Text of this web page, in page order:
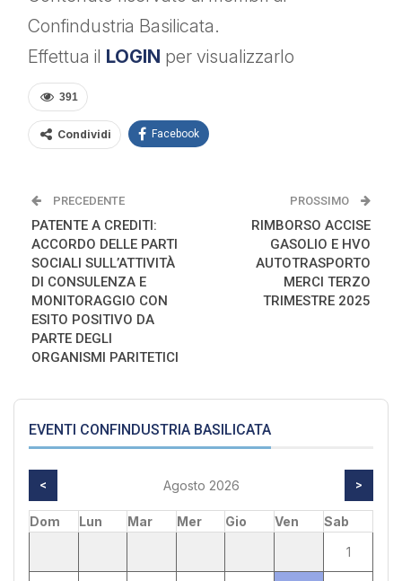
Confindustria Basilicata.
Effettua il LOGIN per visualizzarlo
391
Condividi Facebook
PRECEDENTE
PATENTE A CREDITI:
ACCORDO DELLE PARTI
SOCIALI SULL’ATTIVITÀ
DI CONSULENZA E
MONITORAGGIO CON
ESITO POSITIVO DA
PARTE DEGLI
ORGANISMI PARITETICI
PROSSIMO
RIMBORSO ACCISE
GASOLIO E HVO
AUTOTRASPORTO
MERCI TERZO
TRIMESTRE 2025
EVENTI CONFINDUSTRIA BASILICATA
< Agosto 2026 >
Dom Lun Mar Mer Gio Ven
Sab
1